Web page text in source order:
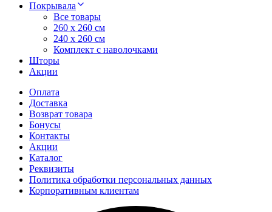
Покрывала
Все товары
260 x 260 см
240 х 260 см
Комплект с наволочками
Шторы
Акции
Оплата
Доставка
Возврат товара
Бонусы
Контакты
Акции
Каталог
Реквизиты
Политика обработки персональных данных
Корпоративным клиентам